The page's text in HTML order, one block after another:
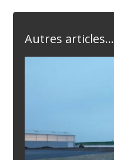
Autres articles...